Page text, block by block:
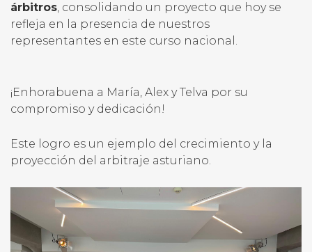
árbitros, consolidando un proyecto que hoy se
refleja en la presencia de nuestros
representantes en este curso nacional.
¡Enhorabuena a María, Alex y Telva por su
compromiso y dedicación!
Este logro es un ejemplo del crecimiento y la
proyección del arbitraje asturiano.